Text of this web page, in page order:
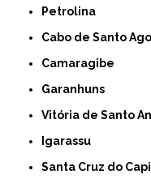
Petrolina
Cabo de Santo
Camaragibe
Garanhuns
Vitória de Santo
Igarassu
Santa Cruz do